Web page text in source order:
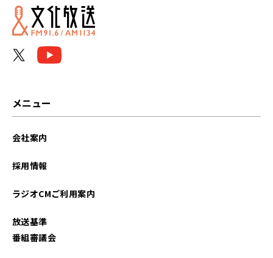
メニュー
会社案内
採用情報
ラジオCMご利用案内
放送基準
番組審議会